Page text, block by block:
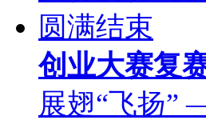
创业大赛复
展翅“飞扬”